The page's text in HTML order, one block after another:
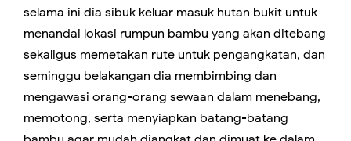
selama ini dia sibuk keluar masuk hutan bukit untuk
menandai lokasi rumpun bambu yang akan ditebang
sekaligus memetakan rute untuk pengangkatan, dan
seminggu belakangan dia membimbing dan
mengawasi orang-orang sewaan dalam menebang,
memotong, serta menyiapkan batang-batang